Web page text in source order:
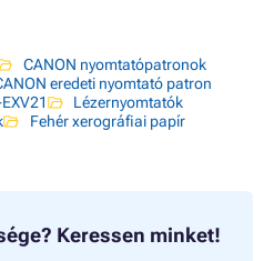
CANON nyomtatópatronok
eredeti nyomtató patron
Lézernyomtatók
Fehér xerográfiai papír
Keressen minket!